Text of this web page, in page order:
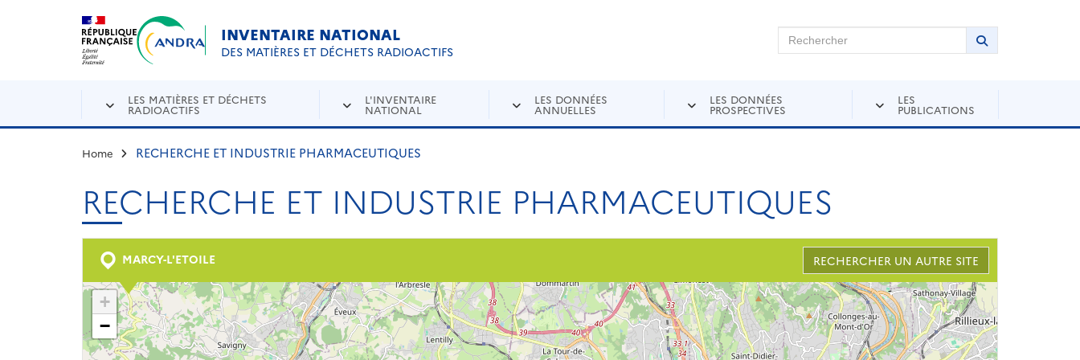
Aller au contenu principal
INVENTAIRE NATIONAL
DES MATIÈRES ET DÉCHETS RADIOACTIFS
Rechercher sur Andra Inventaire Rechercher
Lancer la
LES MATIÈRES ET DÉCHETS
RADIOACTIFS
L'INVENTAIRE
NATIONAL
LES DONNÉES
ANNUELLES
LES DONNÉES
PROSPECTIVES
LES
PUBLICATIONS
Home RECHERCHE ET INDUSTRIE PHARMACEUTIQUES
RECHERCHE ET INDUSTRIE PHARMACEUTIQUES
MARCY-L'ETOILE RECHERCHER UN AUTRE SITE
+
−